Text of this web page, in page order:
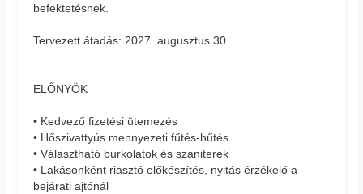
befektetésnek.
Tervezett átadás: 2027. augusztus 30.
ELŐNYÖK
• Kedvező fizetési ütemezés
• Hőszivattyús mennyezeti fűtés-hűtés
• Választható burkolatok és szaniterek
• Lakásonként riasztó előkészítés, nyitás érzékelő a
bejárati ajtónál